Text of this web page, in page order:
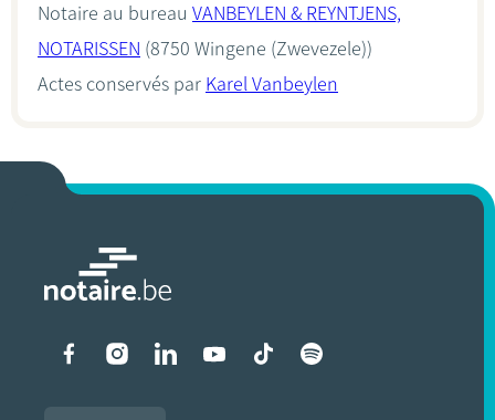
Notaire au bureau VANBEYLEN & REYNTJENS,
NOTARISSEN (8750 Wingene (Zwevezele))
Actes conservés par Karel Vanbeylen
Liens vers les réseaux